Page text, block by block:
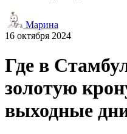
Марина
16 октября 2024
Где в
золотую
выходные